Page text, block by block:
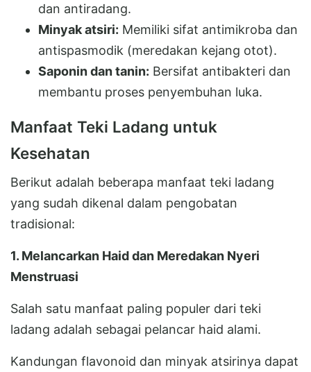
dan antiradang.
Minyak atsiri: Memiliki sifat antimikroba dan
antispasmodik (meredakan kejang otot).
Saponin dan tanin: Bersifat antibakteri dan
membantu proses penyembuhan luka.
Manfaat Teki Ladang untuk
Kesehatan
Berikut adalah beberapa manfaat teki ladang
yang sudah dikenal dalam pengobatan
tradisional:
1. Melancarkan Haid dan Meredakan Nyeri
Menstruasi
Salah satu manfaat paling populer dari teki
ladang adalah sebagai pelancar haid alami.
Kandungan flavonoid dan minyak atsirinya dapat